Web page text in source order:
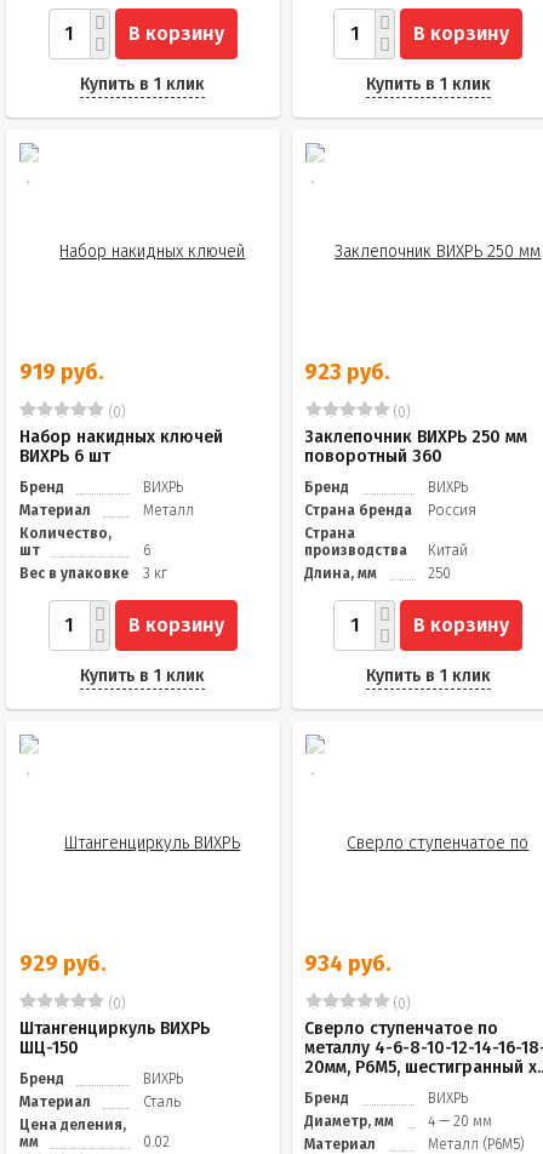
В корзину
Купить в 1 клик
В корзину
Купить в 1 клик
919 руб.
(0)
Набор накидных ключей
ВИХРЬ 6 шт
Бренд
ВИХРЬ
Материал
Металл
Количество,
шт
6
Вес в упаковке
3 кг
В корзину
Купить в 1 клик
923 руб.
(0)
Заклепочник ВИХРЬ 250 мм
поворотный 360
Бренд
ВИХРЬ
Страна бренда
Россия
Страна
производства
Китай
Длина, мм
250
В корзину
Купить в 1 клик
929 руб.
(0)
Штангенциркуль ВИХРЬ
ШЦ-150
Бренд
ВИХРЬ
Материал
Сталь
Цена деления,
мм
0.02
934 руб.
(0)
Сверло ступенчатое по
металлу 4-6-8-10-12-14-16-
20мм, P6M5, шестигранный
Бренд
ВИХРЬ
Диаметр, мм
4 — 20 мм
Материал
Металл (Р6М5)